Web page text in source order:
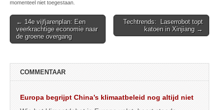
momenteel niet toegestaan.
Post
navigation
← 14e vijfjarenplan: Een
veerkrachtige economie naar
de groene overgang
Techtrends: Laserrobot topt
katoen in Xinjiang →
COMMENTAAR
Europa begrijpt China’s klimaatbeleid nog altijd niet